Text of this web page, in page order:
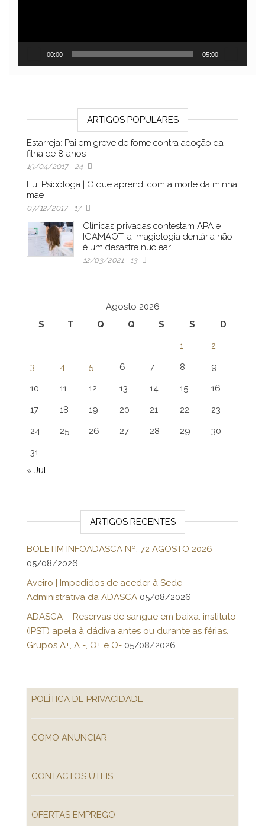
00:00 05:00
ARTIGOS POPULARES
Estarreja: Pai em greve de fome contra adoção da
filha de 8 anos
19/04/2017 24
Eu, Psicóloga | O que aprendi com a morte da minha
mãe
07/12/2017 17
Clínicas privadas contestam APA e
IGAMAOT: a imagiologia dentária não
é um desastre nuclear
12/03/2021 13
Agosto 2026
S
T Q Q S S
D
1
2
3
4 5 6 7 8
9
10
11 12 13 14 15
16
17
18 19 20 21 22
23
24
25 26 27 28 29
30
31
« Jul
ARTIGOS RECENTES
BOLETIM INFOADASCA Nº. 72 AGOSTO 2026
05/08/2026
Aveiro | Impedidos de aceder à Sede
Administrativa da ADASCA 05/08/2026
ADASCA – Reservas de sangue em baixa: instituto
(IPST) apela à dádiva antes ou durante as férias.
Grupos A+, A -, O+ e O- 05/08/2026
POLÍTICA DE PRIVACIDADE
COMO ANUNCIAR
CONTACTOS ÚTEIS
OFERTAS EMPREGO